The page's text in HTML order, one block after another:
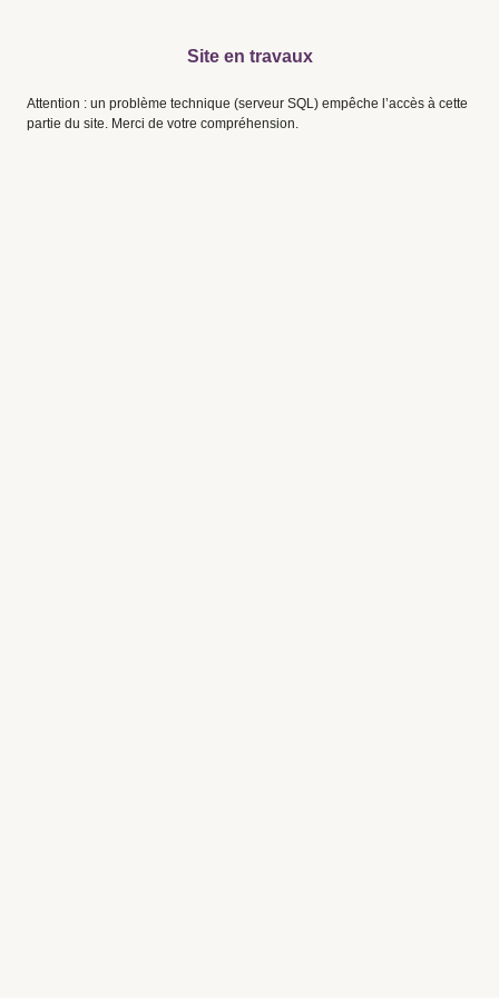
Site en travaux
Attention : un problème technique (serveur SQL) empêche l’accès à cette
partie du site. Merci de votre compréhension.